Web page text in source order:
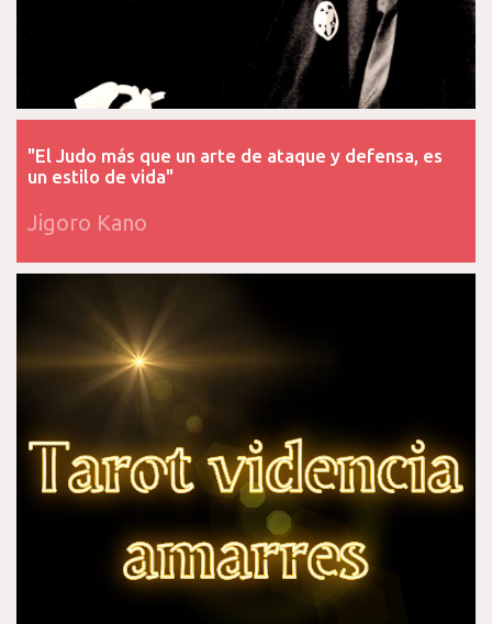
"El Judo más que un arte de ataque y defensa, es
un estilo de vida"
Jigoro Kano